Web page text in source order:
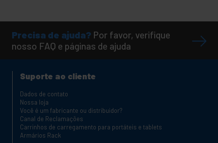
Precisa de ajuda? Por favor, verifique
nosso FAQ e páginas de ajuda
Suporte ao cliente
Dados de contato
Nossa loja
Você é um fabricante ou distribuidor?
Canal de Reclamações
Carrinhos de carregamento para portáteis e tablets
Armários Rack